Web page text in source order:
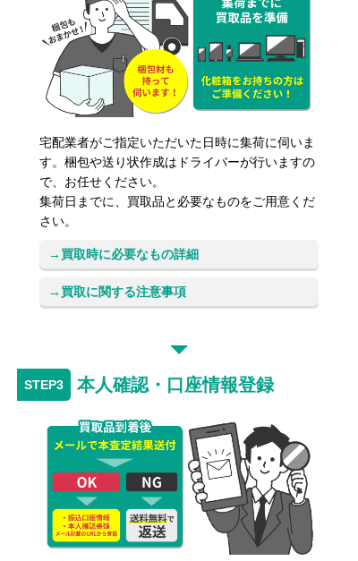
宅配業者がご指定いただいた日時に集荷に伺いま
す。梱包や送り状作成はドライバーが行いますの
で、お任せください。
集荷日までに、買取品と必要なものをご用意くだ
さい。
買取時に必要なもの詳細
買取に関する注意事項
本人確認・口座情報登録